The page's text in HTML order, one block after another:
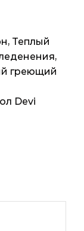
, Теплый
,
греющий
Devi